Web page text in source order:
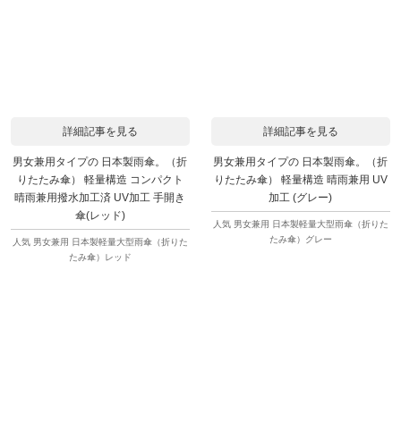
詳細記事を見る
男女兼用タイプの 日本製雨傘。（折
りたたみ傘） 軽量構造 コンパクト
晴雨兼用撥水加工済 UV加工 手開き
傘(レッド)
人気 男女兼用 日本製軽量大型雨傘（折りた
たみ傘）レッド
詳細記事を見る
男女兼用タイプの 日本製雨傘。（折
りたたみ傘） 軽量構造 晴雨兼用 UV
加工 (グレー)
人気 男女兼用 日本製軽量大型雨傘（折りた
たみ傘）グレー